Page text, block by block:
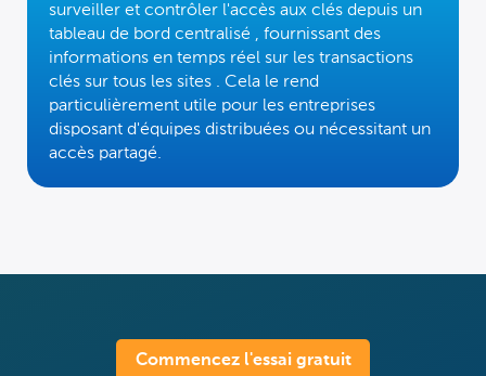
surveiller et contrôler l'accès aux clés depuis un
tableau de bord centralisé , fournissant des
informations en temps réel sur les transactions
clés sur tous les sites . Cela le rend
particulièrement utile pour les entreprises
disposant d'équipes distribuées ou nécessitant un
accès partagé.
Commencez l'essai gratuit